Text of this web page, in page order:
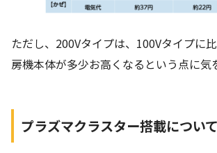
ただし、200Vタイプは、100Vタイプに
房機本体が多少お高くなるという点に気
プラズマクラスター搭載について